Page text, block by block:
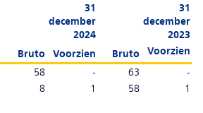
31
december
2024
31
december
2023
Bruto Voorzien Bruto
Voorzien
58 - 63
-
8 1 58
1